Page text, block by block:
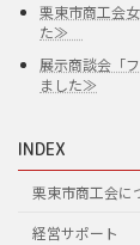
栗東市商工会
た≫
展示商談会「
ました≫
INDEX
栗東市商工会に
経営サポート